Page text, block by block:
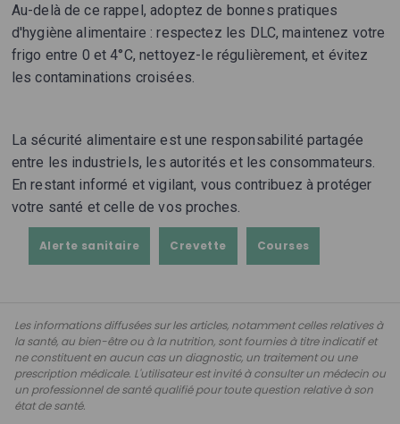
Au-delà de ce rappel, adoptez de bonnes pratiques
d'hygiène alimentaire : respectez les DLC, maintenez votre
frigo entre 0 et 4°C, nettoyez-le régulièrement, et évitez
les contaminations croisées.
La sécurité alimentaire est une responsabilité partagée
entre les industriels, les autorités et les consommateurs.
En restant informé et vigilant, vous contribuez à protéger
votre santé et celle de vos proches.
Alerte sanitaire Crevette Courses
Les informations diffusées sur les articles, notamment celles relatives à
la santé, au bien-être ou à la nutrition, sont fournies à titre indicatif et
ne constituent en aucun cas un diagnostic, un traitement ou une
prescription médicale. L'utilisateur est invité à consulter un médecin ou
un professionnel de santé qualifié pour toute question relative à son
état de santé.